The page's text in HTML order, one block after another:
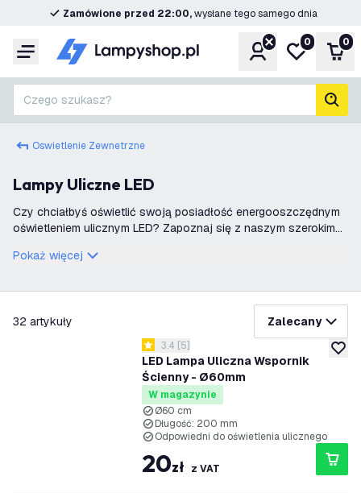
Zamówione przed 22:00,wysłane tego samego dnia
Menu KontoMoja lista
0 0
Czego szukasz?
Oswietlenie Zewnetrzne
Lampy Uliczne LED
Czy chciałbyś oświetlić swoją posiadłość energooszczędnym
oświetleniem ulicznym LED? Zapoznaj się z naszym szerokim
oraz latarni ogrodowych.
Pokaż więcej
32 artykuły Zalecany
LED Lampa Uliczna Wspornik
Ścienny - Ø60mm
otwórz panel recenzji
3.4 Gwiazdki oceny
3.4 [5]
W magazynie
Ø60 cm
Długość: 200 mm
Odpowiedni do oświetlenia ulicznego
20zł z VAT
filtruj